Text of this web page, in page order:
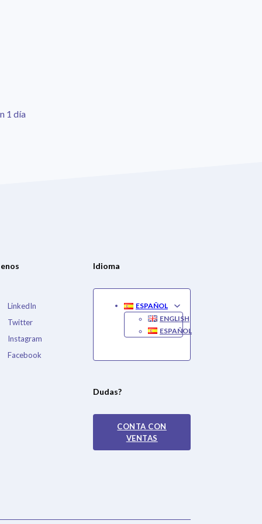
1 día
LinkedIn
Twitter
Instagram
Facebook
Idioma
ESPAÑOL
ENGLISH
ESPAÑOL
Dudas?
CONTA CON
VENTAS